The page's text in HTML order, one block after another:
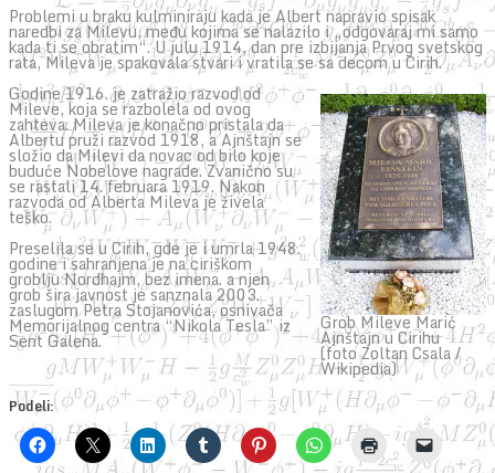
Problemi u braku kulminiraju kada je Albert napravio spisak
naredbi za Milevu, među kojima se nalazilo i „odgovaraj mi samo
kada ti se obratim“. U julu 1914, dan pre izbijanja Prvog svetskog
rata, Mileva je spakovala stvari i vratila se sa decom u Cirih.
Grob Mileve Marić
Ajnštajn u Cirihu
(foto Zoltan Csala /
Wikipedia)
Godine 1916. je zatražio razvod od
Mileve, koja se razbolela od ovog
zahteva. Mileva je konačno pristala da
Albertu pruži razvod 1918, a Ajnštajn se
složio da Milevi da novac od bilo koje
buduće Nobelove nagrade. Zvanično su
se rastali 14. februara 1919. Nakon
razvoda od Alberta Mileva je živela
teško.
Preselila se u Cirih, gde je i umrla 1948.
godine i sahranjena je na ciriškom
groblju Nordhajm, bez imena. a njen
grob šira javnost je sanznala 2003.
zaslugom Petra Stojanovića, osnivača
Memorijalnog centra “Nikola Tesla” iz
Sent Galena.
Podeli: